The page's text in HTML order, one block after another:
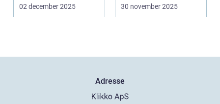
02 december 2025 30 november 2025
Adresse